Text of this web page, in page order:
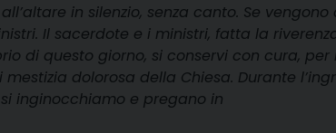
in silenzio, senza canto. Se
Il sacerdote e i ministri, fatta la
di questo giorno, si conservi con cura,
mestizia dolorosa della Chiesa. Durante
inginocchiamo e pregano in